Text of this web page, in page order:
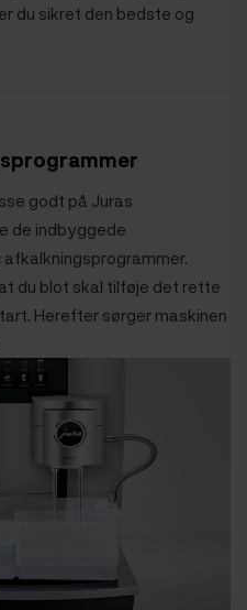
du sikret den bedste og
godt på Juras
de indbyggede
du blot skal tilføje det rette
Herefter sørger maskinen